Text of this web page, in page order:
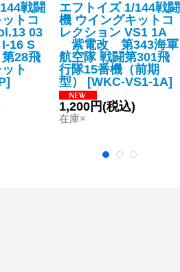
戦闘
トコ
03
16 S
28飛
ト
]
エフトイズ 1/144戦闘
機 ウイングキットコ
レクション VS1 1A
紫電改 第343海軍
航空隊 戦闘第301飛
行隊15番機（前期
型）
[WKC-VS1-1A]
1,200円(税込)
在庫×